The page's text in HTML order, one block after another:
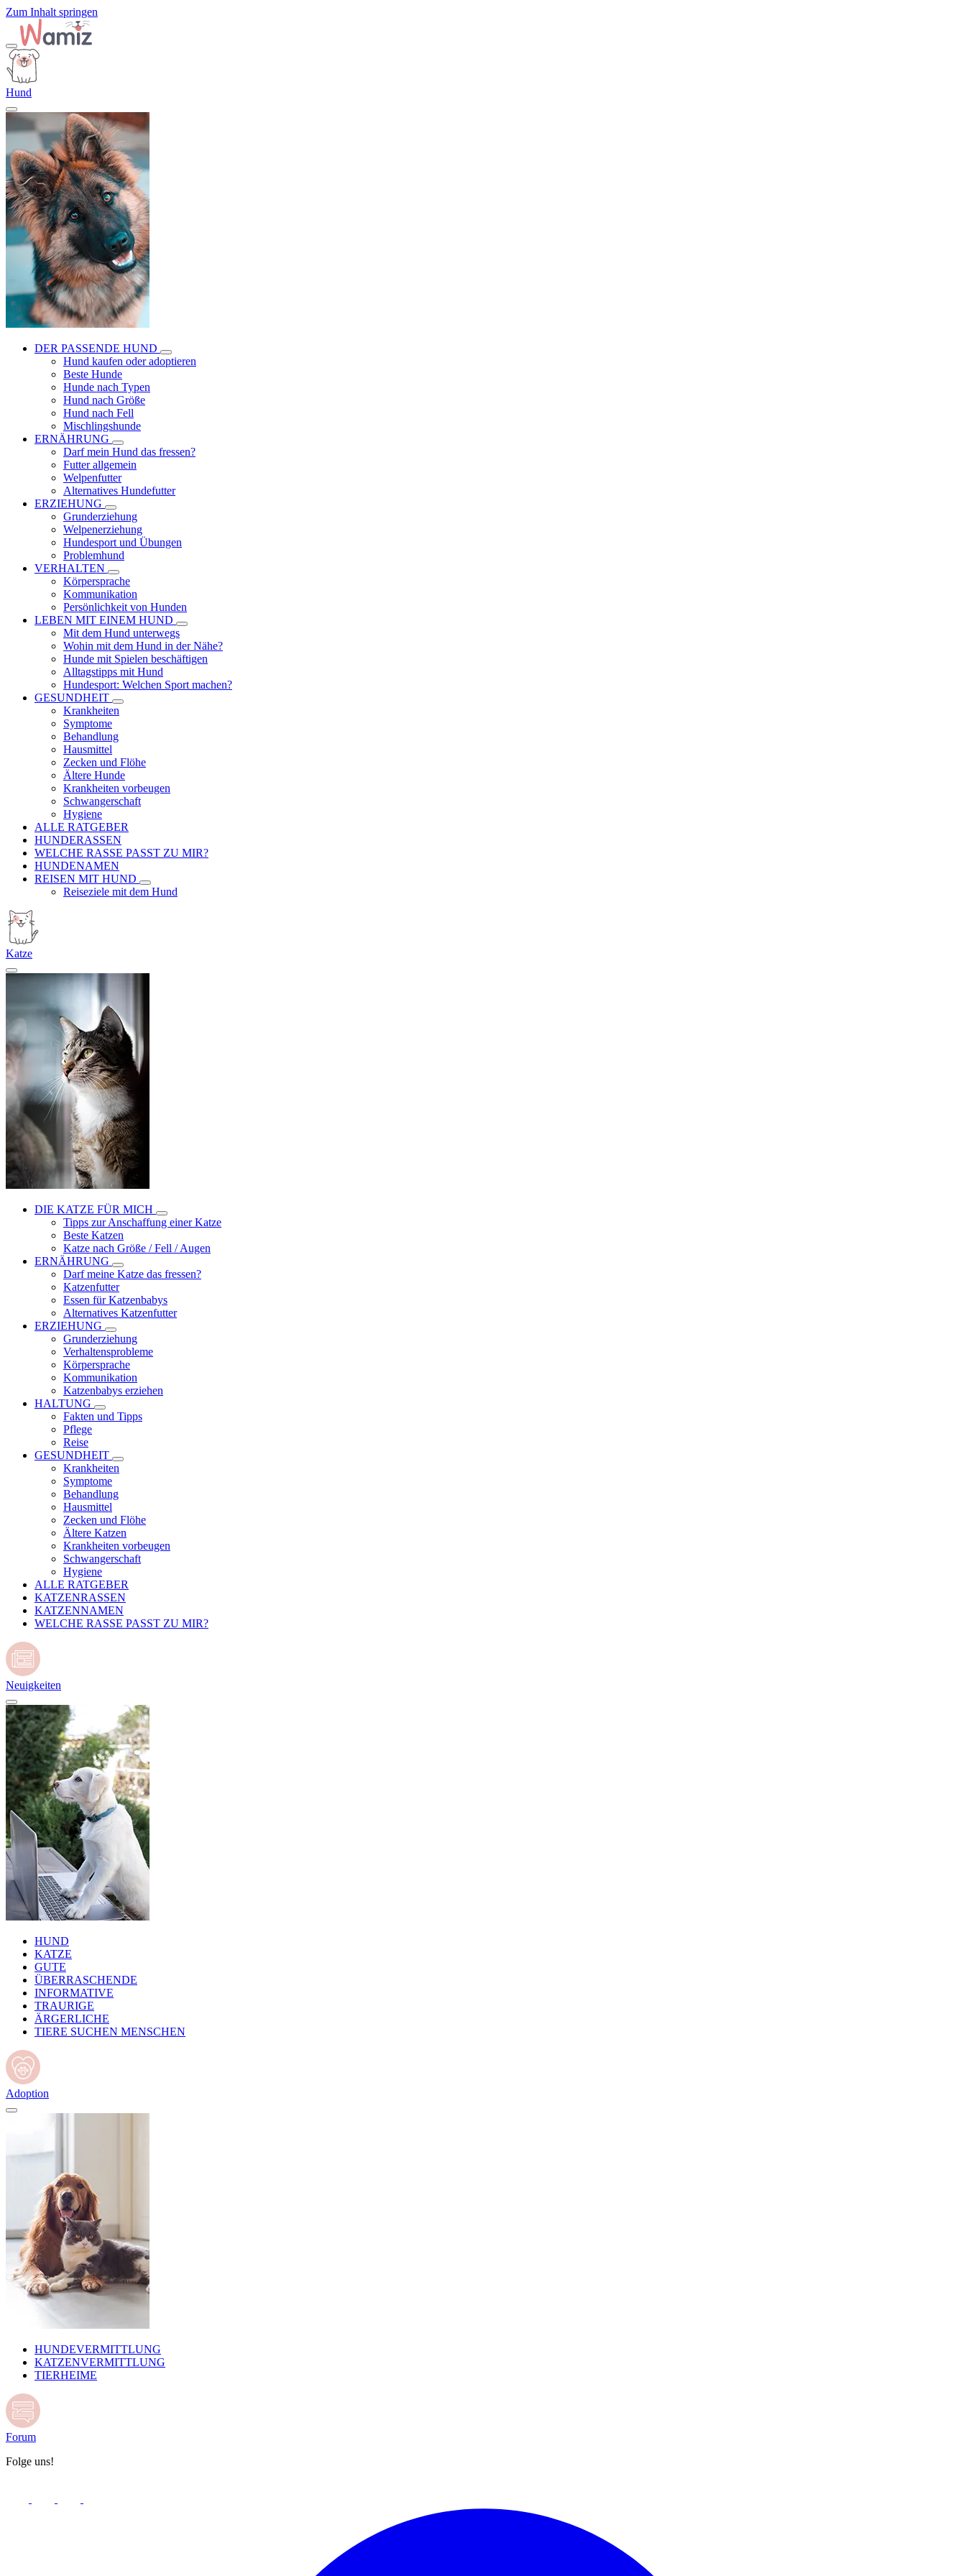
Zum Inhalt springen
Hund
DER PASSENDE HUND
Hund kaufen oder adoptieren
Beste Hunde
Hunde nach Typen
Hund nach Größe
Hund nach Fell
Mischlingshunde
ERNÄHRUNG
Darf mein Hund das fressen?
Futter allgemein
Welpenfutter
Alternatives Hundefutter
ERZIEHUNG
Grunderziehung
Welpenerziehung
Hundesport und Übungen
Problemhund
VERHALTEN
Körpersprache
Kommunikation
Persönlichkeit von Hunden
LEBEN MIT EINEM HUND
Mit dem Hund unterwegs
Wohin mit dem Hund in der Nähe?
Hunde mit Spielen beschäftigen
Alltagstipps mit Hund
Hundesport: Welchen Sport machen?
GESUNDHEIT
Krankheiten
Symptome
Behandlung
Hausmittel
Zecken und Flöhe
Ältere Hunde
Krankheiten vorbeugen
Schwangerschaft
Hygiene
ALLE RATGEBER
HUNDERASSEN
WELCHE RASSE PASST ZU MIR?
HUNDENAMEN
REISEN MIT HUND
Reiseziele mit dem Hund
Katze
DIE KATZE FÜR MICH
Tipps zur Anschaffung einer Katze
Beste Katzen
Katze nach Größe / Fell / Augen
ERNÄHRUNG
Darf meine Katze das fressen?
Katzenfutter
Essen für Katzenbabys
Alternatives Katzenfutter
ERZIEHUNG
Grunderziehung
Verhaltensprobleme
Körpersprache
Kommunikation
Katzenbabys erziehen
HALTUNG
Fakten und Tipps
Pflege
Reise
GESUNDHEIT
Krankheiten
Symptome
Behandlung
Hausmittel
Zecken und Flöhe
Ältere Katzen
Krankheiten vorbeugen
Schwangerschaft
Hygiene
ALLE RATGEBER
KATZENRASSEN
KATZENNAMEN
WELCHE RASSE PASST ZU MIR?
Neuigkeiten
HUND
KATZE
GUTE
ÜBERRASCHENDE
INFORMATIVE
TRAURIGE
ÄRGERLICHE
TIERE SUCHEN MENSCHEN
Adoption
HUNDEVERMITTLUNG
KATZENVERMITTLUNG
TIERHEIME
Forum
Folge uns!